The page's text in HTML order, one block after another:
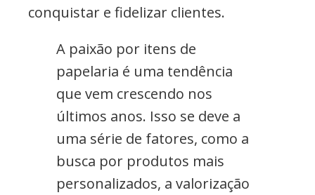
conquistar e fidelizar clientes.
A paixão por itens de
papelaria é uma tendência
que vem crescendo nos
últimos anos. Isso se deve a
uma série de fatores, como a
busca por produtos mais
personalizados, a valorização